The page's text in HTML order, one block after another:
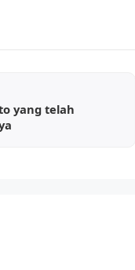
yang telah